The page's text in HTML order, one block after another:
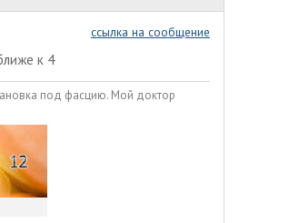
ссылка на сообщение
к 4
под фасцию. Мой доктор